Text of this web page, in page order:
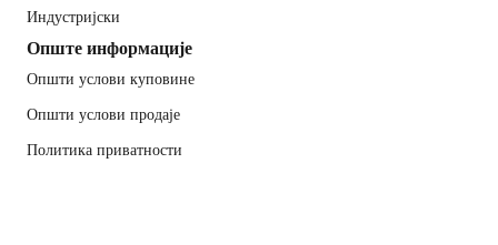
Индустријски
Опште информације
Општи услови куповине
Општи услови продаје
Политика приватности